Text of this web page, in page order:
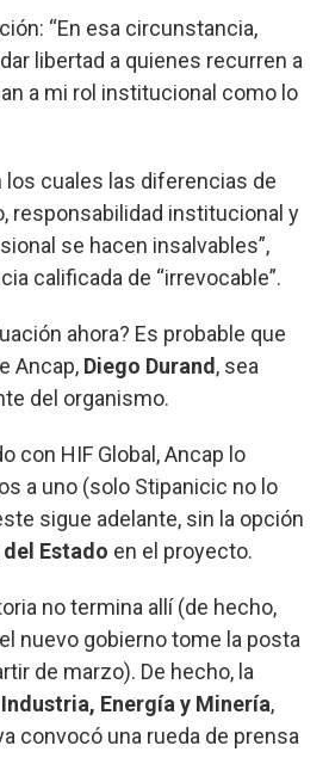
“En esa circunstancia,
libertad a quienes recurren a
a mi rol institucional como lo
los cuales las diferencias de
responsabilidad institucional y
se hacen insalvables”,
calificada de “irrevocable”.
ahora? Es probable que
Ancap, Diego Durand , sea
del organismo.
con HIF Global, Ancap lo
a uno (solo Stipanicic no lo
sigue adelante, sin la opción
Estado en el proyecto.
no termina allí (de hecho,
nuevo gobierno tome la posta
de marzo). De hecho, la
Energía y Minería,
convocó una rueda de prensa